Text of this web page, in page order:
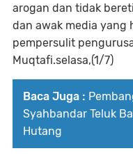
arogan dan tidak
dan awak media yang
pempersulit
Muqtafi.selasa,(1/7)
Baca Juga :
Syahbandar Teluk
Hutang